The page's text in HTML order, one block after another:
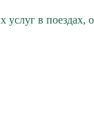
услуг в поездах,